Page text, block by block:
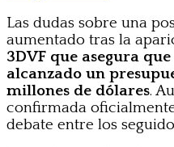
Las dudas sobre una
aumentado tras la
3DVF que asegura
alcanzado un
millones de dólares.
confirmada
debate entre los